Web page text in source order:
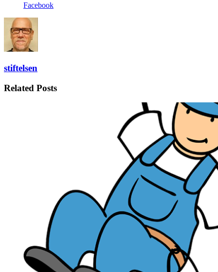
Facebook
stiftelsen
Related Posts